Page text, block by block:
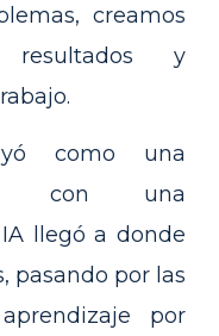
creamos
resultados y
como una
con una
llegó a donde
pasando por las
por